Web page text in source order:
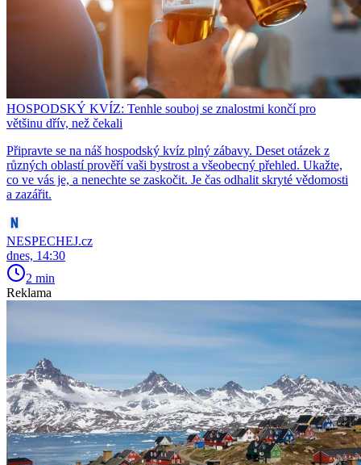
HOSPODSKÝ KVÍZ: Tenhle souboj se znalostmi končí pro
většinu dřív, než čekali
Připravte se na náš hospodský kvíz plný zábavy. Deset otázek z
různých oblastí prověří vaši bystrost a všeobecný přehled. Ukažte,
co ve vás je, a nenechte se zaskočit. Je čas odhalit skryté vědomosti
a zazářit.
NESPECHEJ.cz
dnes, 14:30
2 min
Reklama